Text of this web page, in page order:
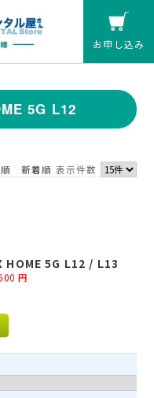
お申し込み
ページ
カード払い)
長
5G L12
新着順 表示件数
HOME 5G L12 / L13
円